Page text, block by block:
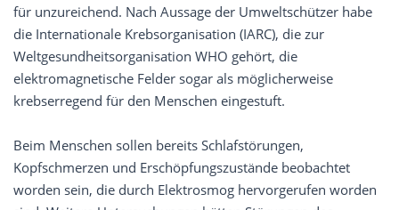
für unzureichend. Nach Aussage der Umweltschützer habe
die Internationale Krebsorganisation (IARC), die zur
Weltgesundheitsorganisation WHO gehört, die
elektromagnetische Felder sogar als möglicherweise
krebserregend für den Menschen eingestuft.
Beim Menschen sollen bereits Schlafstörungen,
Kopfschmerzen und Erschöpfungszustände beobachtet
worden sein, die durch Elektrosmog hervorgerufen worden